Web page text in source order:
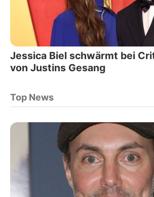
Jessica Biel schwärmt bei
von Justins Gesang
Top News